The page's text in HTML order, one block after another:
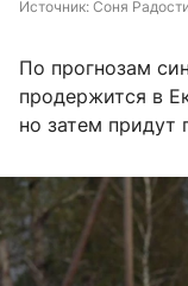
Источник: Соня
По прогнозам
продержится в
но затем придут